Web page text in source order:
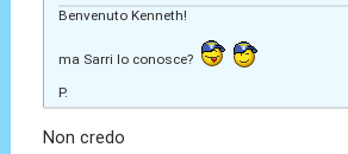
Benvenuto Kenneth!
ma Sarri lo conosce?
P.
Non credo